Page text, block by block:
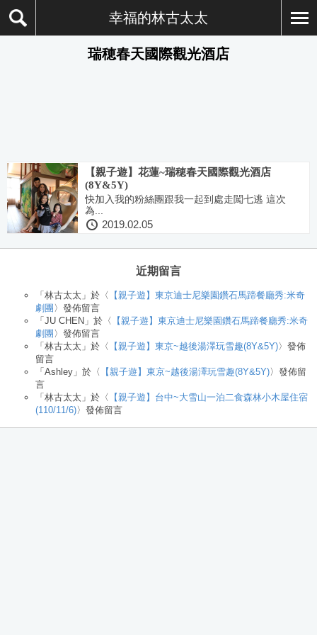
幸福的林古太太
瑞穂春天國際觀光酒店
【親子遊】花蓮~瑞穂春天國際觀光酒店
(8Y&5Y)
快加入我的粉絲團跟我一起到處走闖七逃 這次
為...
2019.02.05
近期留言
「 林古太太 」於〈
【親子遊】東京迪士尼樂園鑽石馬蹄餐廳秀:米奇
劇團 〉發佈留言
「 JU CHEN 」於〈
【親子遊】東京迪士尼樂園鑽石馬蹄餐廳秀:米奇
劇團 〉發佈留言
「 林古太太 」於〈 【親子遊】東京~越後湯澤玩雪趣(8Y&5Y)〉發佈
留言
「 Ashley 」於〈 【親子遊】東京~越後湯澤玩雪趣(8Y&5Y)〉發佈留
言
「 林古太太 」於〈
【親子遊】台中~大雪山一泊二食森林小木屋住宿
(110/11/6)〉發佈留言